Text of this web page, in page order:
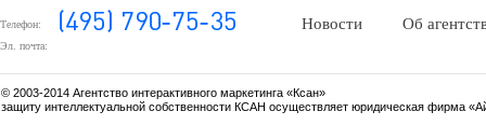
Телефон:
Эл. почта:
Новости Об
© 2003-2014 Агентство интерактивного маркетинга «Ксан»
защиту интеллектуальной собственности КСАН осуществляет юридическая фирма